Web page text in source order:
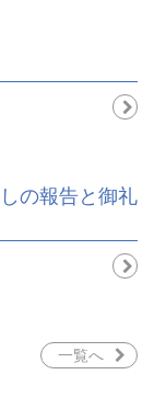
の報告と御礼
一覧へ